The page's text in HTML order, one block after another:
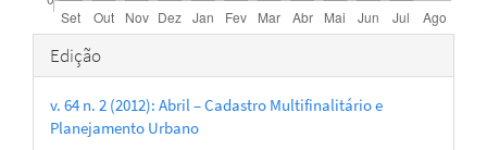
Detalhes
do
artigo
Edição
v. 64 n. 2 (2012): Abril – Cadastro Multifinalitário e
Planejamento Urbano